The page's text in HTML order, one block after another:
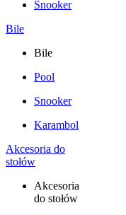
Snooker
Bile
Bile
Pool
Snooker
Karambol
Akcesoria do
stołów
Akcesoria
do stołów